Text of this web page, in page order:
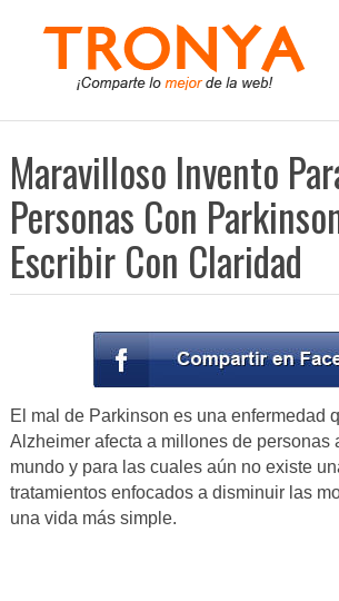
Maravilloso Invento
Personas Con
Escribir Con Claridad
El mal de Parkinson es una enfermedad
Alzheimer afecta a millones de personas
mundo y para las cuales aún no existe
tratamientos enfocados a disminuir las
una vida más simple.